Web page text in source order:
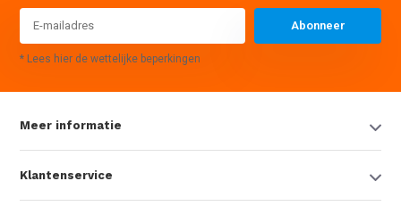
Abonneer
* Lees hier de wettelijke beperkingen
Meer informatie
Klantenservice